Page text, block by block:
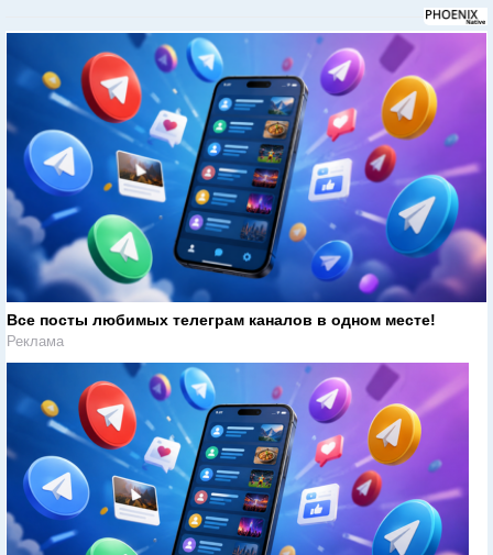
Все посты любимых телеграм каналов в одном месте!
Реклама